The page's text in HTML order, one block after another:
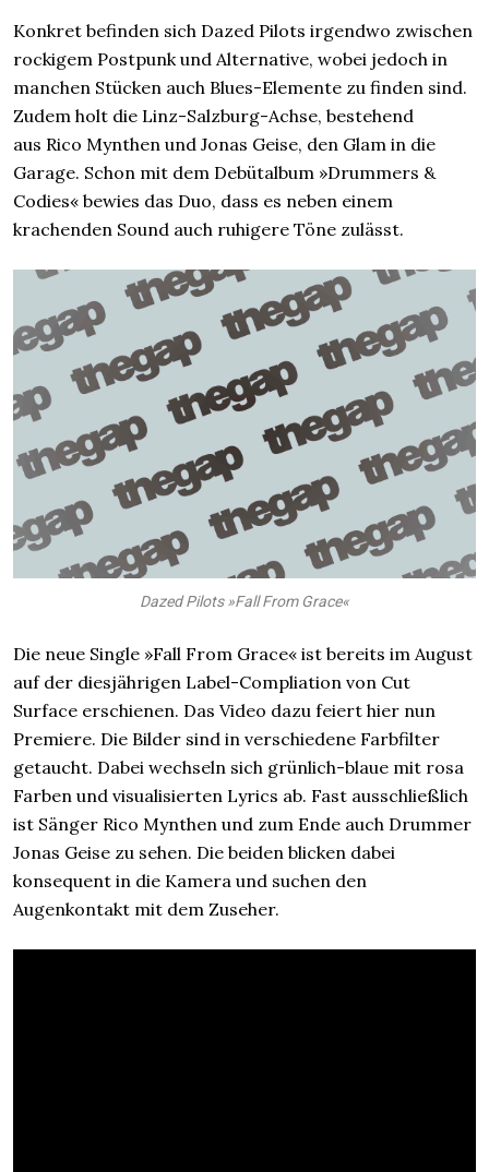
Konkret befinden sich Dazed Pilots irgendwo zwischen
rockigem Postpunk und Alternative, wobei jedoch in
manchen Stücken auch Blues-Elemente zu finden sind.
Zudem holt die Linz-Salzburg-Achse, bestehend
aus Rico Mynthen und Jonas Geise, den Glam in die
Garage. Schon mit dem Debütalbum »Drummers &
Codies« bewies das Duo, dass es neben einem
krachenden Sound auch ruhigere Töne zulässt.
Dazed Pilots »Fall From Grace«
Die neue Single »Fall From Grace« ist bereits im August
auf der diesjährigen Label-Compliation von Cut
Surface erschienen. Das Video dazu feiert hier nun
Premiere. Die Bilder sind in verschiedene Farbfilter
getaucht. Dabei wechseln sich grünlich-blaue mit rosa
Farben und visualisierten Lyrics ab. Fast ausschließlich
ist Sänger Rico Mynthen und zum Ende auch Drummer
Jonas Geise zu sehen. Die beiden blicken dabei
konsequent in die Kamera und suchen den
Augenkontakt mit dem Zuseher.